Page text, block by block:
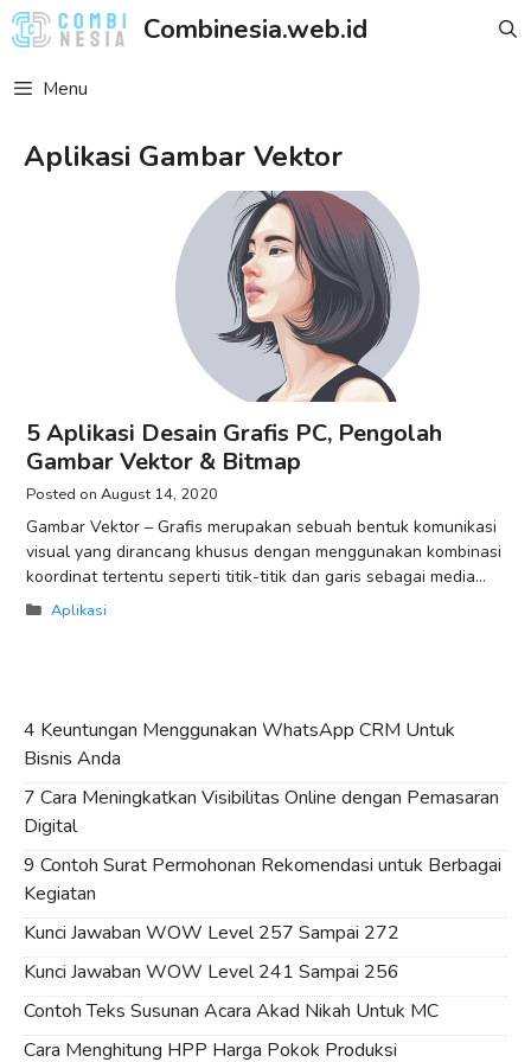
Skip
to
Combinesia.web.id
Menu
Aplikasi Gambar Vektor
5 Aplikasi Desain Grafis PC, Pengolah
Gambar Vektor & Bitmap
August 14, 2020
Gambar Vektor – Grafis merupakan sebuah bentuk komunikasi
visual yang dirancang khusus dengan menggunakan kombinasi
koordinat tertentu seperti titik-titik dan garis sebagai media
untuk menyampaikan informasi secara efektif yang biasanya
Categories
Aplikasi
4 Keuntungan Menggunakan WhatsApp CRM Untuk
Bisnis Anda
7 Cara Meningkatkan Visibilitas Online dengan Pemasaran
Digital
9 Contoh Surat Permohonan Rekomendasi untuk Berbagai
Kegiatan
Kunci Jawaban WOW Level 257 Sampai 272
Kunci Jawaban WOW Level 241 Sampai 256
Contoh Teks Susunan Acara Akad Nikah Untuk MC
Cara Menghitung HPP Harga Pokok Produksi